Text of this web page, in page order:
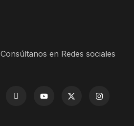
Consúltanos en Redes sociales